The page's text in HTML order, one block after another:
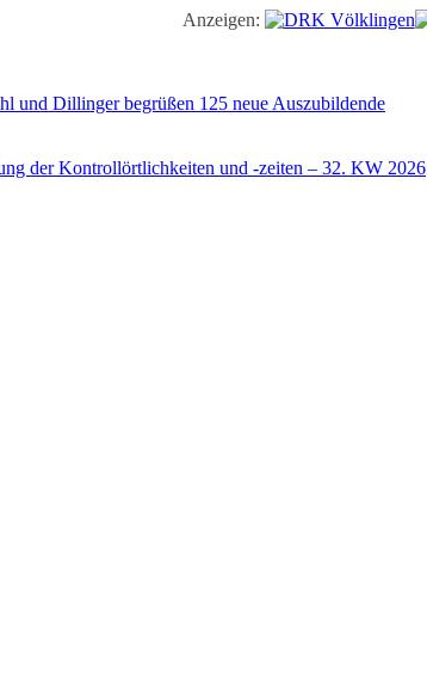
Anzeigen:
und Dillinger begrüßen 125 neue Auszubildende
der Kontrollörtlichkeiten und -zeiten – 32. KW 2026